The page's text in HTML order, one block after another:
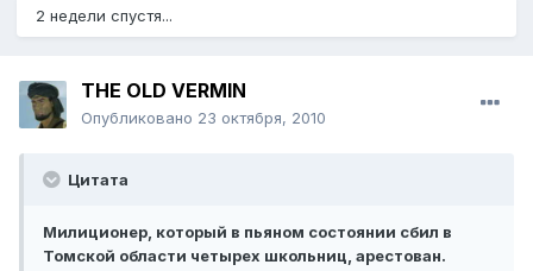
2 недели спустя...
THE OLD VERMIN
Опубликовано 23 октября, 2010
Цитата
Милиционер, который в пьяном состоянии сбил в
Томской области четырех школьниц, арестован.